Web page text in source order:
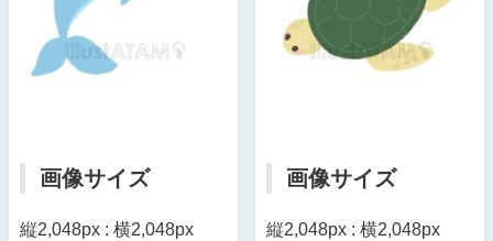
画像サイズ
縦2,048px : 横2,048px
画像サイズ
縦2,048px : 横2,048px